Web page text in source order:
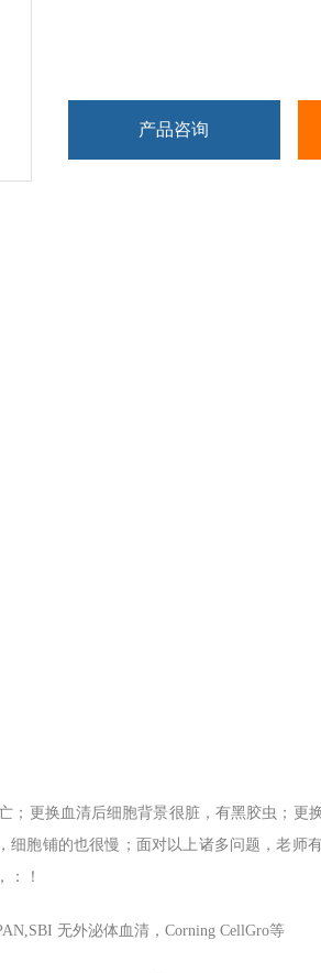
产品咨询
更换血清后细胞背景很脏，有黑胶虫；更
胞铺的也很慢；面对以上诸多问题，老师
：！
无外泌体血清， Corning CellGro等